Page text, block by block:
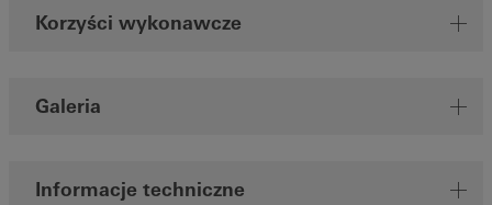
Korzyści wykonawcze
Galeria
Informacje techniczne